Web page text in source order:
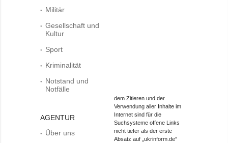
Militär
Gesellschaft und
Kultur
Sport
Kriminalität
Notstand und
Notfälle
AGENTUR
Über uns
dem Zitieren und der
Verwendung aller Inhalte im
Internet sind für die
Suchsysteme offene Links
nicht tiefer als der erste
Absatz auf „ukrinform.de“